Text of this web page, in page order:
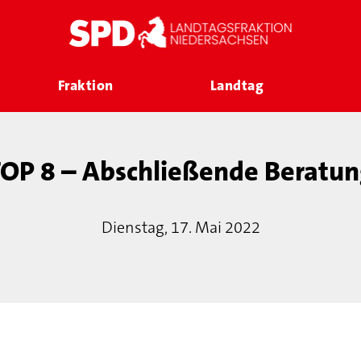
Fraktion Landtag
8 – Abschließende
Dienstag, 17. Mai 2022